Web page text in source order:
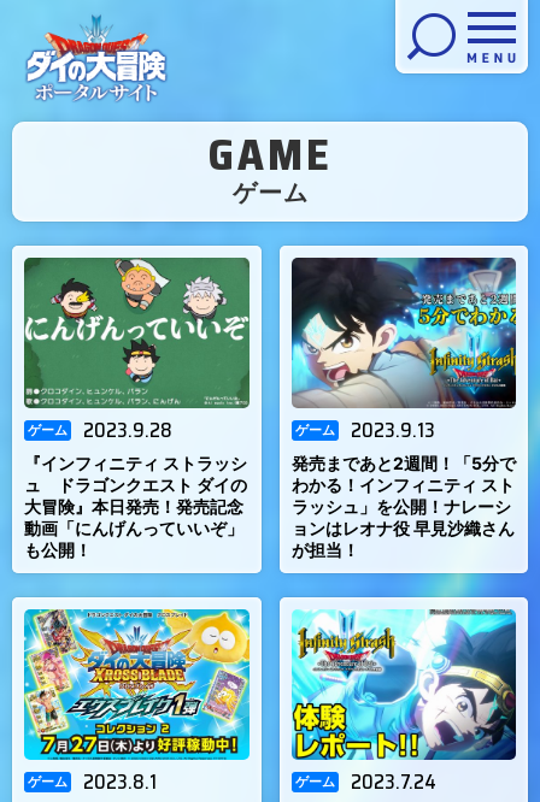
GAME
ゲーム
）
ゲーム 2023.9.28
『インフィニティ ストラッシ
ュ ドラゴンクエスト ダイの
大冒険』本日発売！発売記念
動画「にんげんっていいぞ」
も公開！
ゲーム 2023.9.13
発売まであと2週間！「5分で
わかる！インフィニティ スト
ラッシュ」を公開！ナレーシ
ョンはレオナ役 早見沙織さん
が担当！
ゲーム 2023.8.1 ゲーム 2023.7.24